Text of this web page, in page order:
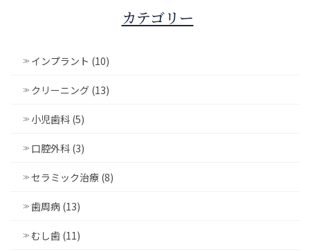
カテゴリー
インプラント (10)
クリーニング (13)
小児歯科 (5)
口腔外科 (3)
セラミック治療 (8)
歯周病 (13)
むし歯 (11)